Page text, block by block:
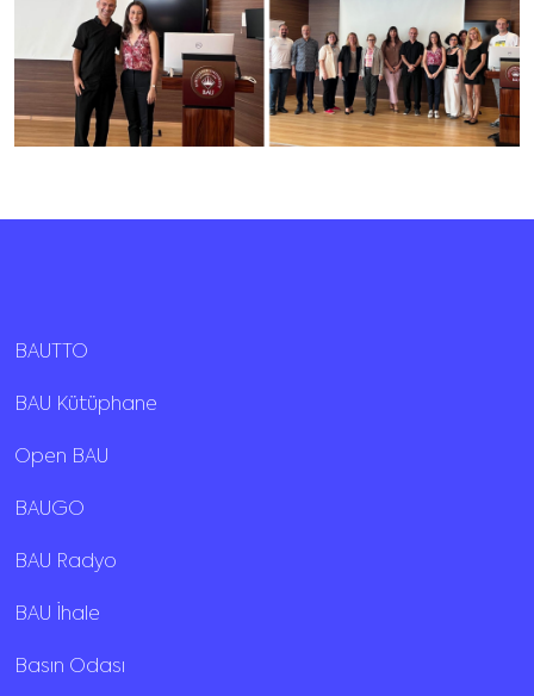
BAUTTO
BAU Kütüphane
Open BAU
BAUGO
BAU Radyo
BAU İhale
Basın Odası